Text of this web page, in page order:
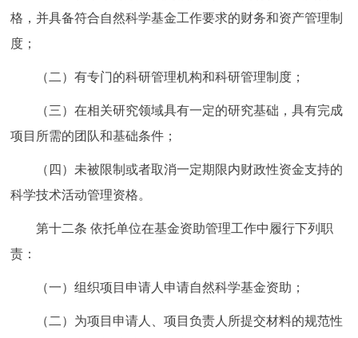
格，并具备符合自然科学基金工作要求的财务和资产管理制
度；
（二）有专门的科研管理机构和科研管理制度；
（三）在相关研究领域具有一定的研究基础，具有完成
项目所需的团队和基础条件；
（四）未被限制或者取消一定期限内财政性资金支持的
科学技术活动管理资格。
第十二条 依托单位在基金资助管理工作中履行下列职
责：
（一）组织项目申请人申请自然科学基金资助；
（二）为项目申请人、项目负责人所提交材料的规范性